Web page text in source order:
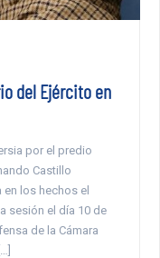
del Ejército en
por el predio
Castillo
en los hechos el
sesión el día 10 de
de la Cámara